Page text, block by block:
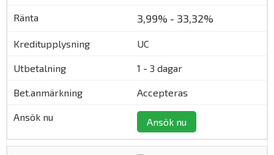
3,99% - 33,32%
UC
1 - 3 dagar
Accepteras
Ansök nu